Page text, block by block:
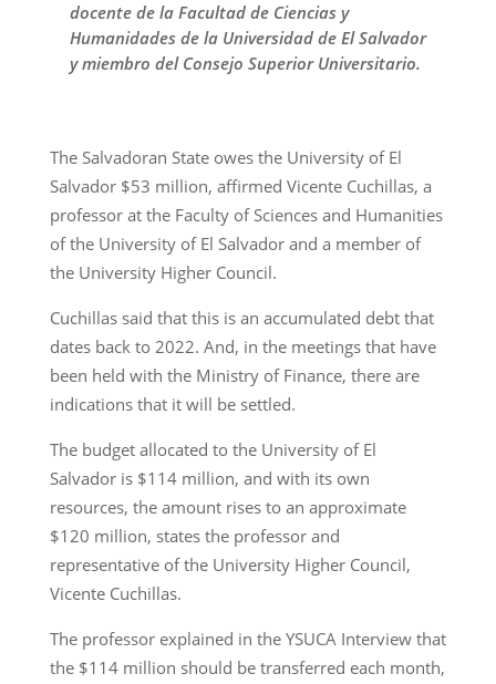
docente de la Facultad de Ciencias y
Humanidades de la Universidad de El Salvador
y miembro del Consejo Superior Universitario.
The Salvadoran State owes the University of El
Salvador $53 million, affirmed Vicente Cuchillas, a
professor at the Faculty of Sciences and Humanities
of the University of El Salvador and a member of
the University Higher Council.
Cuchillas said that this is an accumulated debt that
dates back to 2022. And, in the meetings that have
been held with the Ministry of Finance, there are
indications that it will be settled.
The budget allocated to the University of El
Salvador is $114 million, and with its own
resources, the amount rises to an approximate
$120 million, states the professor and
representative of the University Higher Council,
Vicente Cuchillas.
The professor explained in the YSUCA Interview that
the $114 million should be transferred each month,